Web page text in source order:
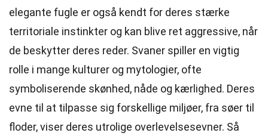
elegante fugle er også kendt for deres stærke
territoriale instinkter og kan blive ret aggressive, når
de beskytter deres reder. Svaner spiller en vigtig
rolle i mange kulturer og mytologier, ofte
symboliserende skønhed, nåde og kærlighed. Deres
evne til at tilpasse sig forskellige miljøer, fra søer til
floder, viser deres utrolige overlevelsesevner. Så